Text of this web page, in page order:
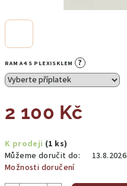
RAM A4 S PLEXISKLEM ?
2 100 Kč
cena:
K prodeji (1 ks)
Můžeme doručit do:
13.8.2026
Možnosti doručení